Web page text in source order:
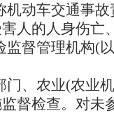
机动车交通事
人的人身伤亡
监督管理机构(
门、农业(农业
督检查。对未